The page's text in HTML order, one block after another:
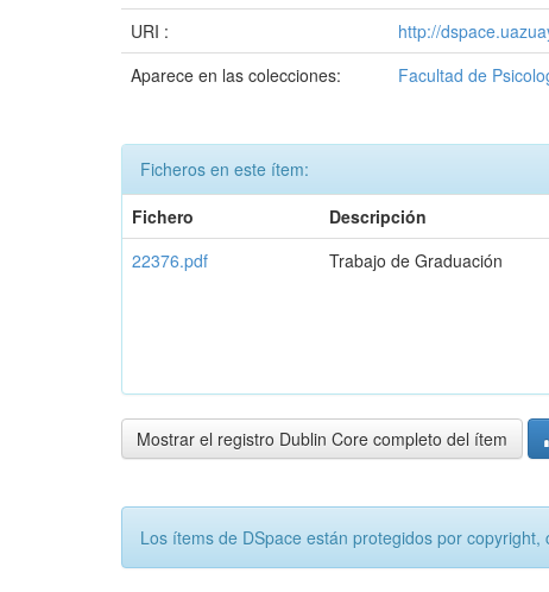
URI :
http://
Aparece en las colecciones:
Facultad de
Ficheros en este ítem:
Fichero
Descripción
22376.pdf
Trabajo de Graduación
Mostrar el registro Dublin Core completo del ítem
Los ítems de DSpace están protegidos por